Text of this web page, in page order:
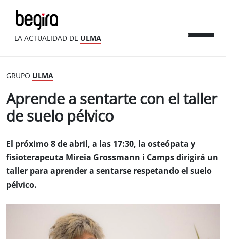
LA ACTUALIDAD DE ULMA
GRUPO ULMA
Aprende a sentarte con el taller
de suelo pélvico
El próximo 8 de abril, a las 17:30, la osteópata y
fisioterapeuta Mireia Grossmann i Camps dirigirá un
taller para aprender a sentarse respetando el suelo
pélvico.